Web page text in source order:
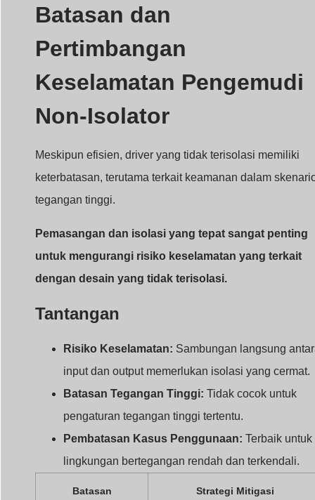
Batasan dan
Pertimbangan
Keselamatan Pengemudi
Non-Isolator
Meskipun efisien, driver yang tidak terisolasi memiliki
keterbatasan, terutama terkait keamanan dalam
tegangan tinggi.
Pemasangan dan isolasi yang tepat sangat penting
untuk mengurangi risiko keselamatan yang terkait
dengan desain yang tidak terisolasi.
Tantangan
Risiko Keselamatan: Sambungan langsung
input dan output memerlukan isolasi yang cermat.
Batasan Tegangan Tinggi: Tidak cocok untuk
pengaturan tegangan tinggi tertentu.
Pembatasan Kasus Penggunaan: Terbaik untuk
lingkungan bertegangan rendah dan terkendali.
Batasan Strategi Mitigasi